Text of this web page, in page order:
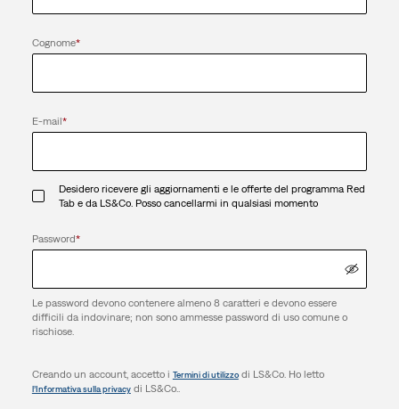
Cognome*
E-mail*
Desidero ricevere gli aggiornamenti e le offerte del programma Red
Tab e da LS&Co. Posso cancellarmi in qualsiasi momento
Password*
Le password devono contenere almeno 8 caratteri e devono essere
difficili da indovinare; non sono ammesse password di uso comune o
rischiose.
Creando un account, accetto i Termini di utilizzodi LS&Co. Ho letto
l’Informativa sulla privacydi LS&Co..